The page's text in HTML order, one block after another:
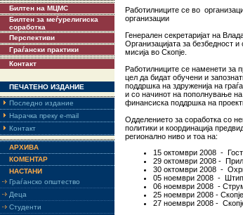
Билтен на МЦМС
Билтен за меѓурелигиска
соработка
Перспективи
Граѓански практики
Контакт
ПЕЧАТЕНО ИЗДАНИЕ
Последно издание
Нарачка преку e-mail
Контакт
АРХИВА
КОМЕНТАР
НАСТАНИ
Граѓанско општество
Деца
Студенти
Работилниците се во
организации
Генерален секретаријат на
Организацијата за
мисија во Скопје.
Работилниците се наменети за
цел да бидат обучени и
поддршка на здруженија на
и со начинот на пополнување
финансиска поддршка на
Одделението за соработка со
политики и координација
регионално ниво и тоа на:
15 октомври 2008 -
29 октомври 2008 -
30 октомври 2008 -
05 ноември 2008 - Штип,
06 ноември 2008 -
25 ноември 2008 -
27 ноември 2008 -